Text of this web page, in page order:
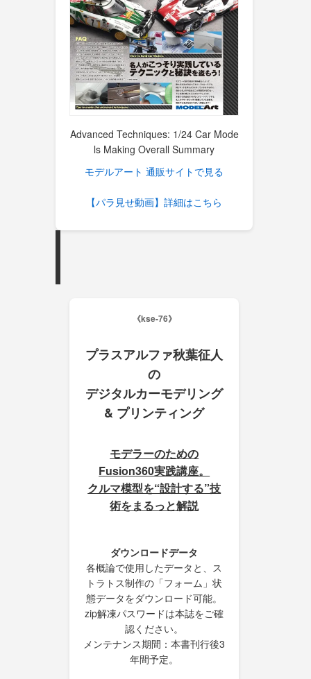
Advanced Techniques: 1/24 Car Mode
ls Making Overall Summary
モデルアート 通販サイトで見る
【パラ見せ動画】詳細はこちら
《kse-76》
プラスアルファ秋葉征人
の
デジタルカーモデリング
& プリンティング
モデラーのための
Fusion360実践講座。
クルマ模型を“設計する”技
術をまるっと解説
ダウンロードデータ
各概論で使用したデータと、ス
トラトス制作の「フォーム」状
態データをダウンロード可能。
zip解凍パスワードは本誌をご確
認ください。
メンテナンス期間：本書刊行後3
年間予定。